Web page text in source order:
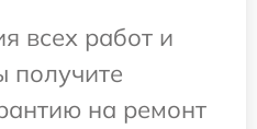
всех работ и
получите
на ремонт